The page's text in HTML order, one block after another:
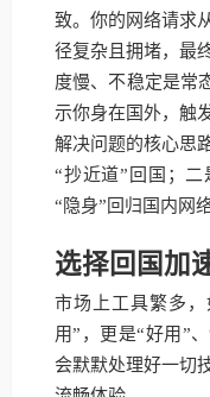
致。你的网络请求
径复杂且拥堵，最
度慢、不稳定是常
示你身在国外，触
解决问题的核心思
“抄近道”回国；
“隐身”回归国内网络
选择回国加
市场上工具繁多
用”，更是“好用”
会默默处理好一切